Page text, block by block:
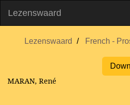
Lezenswaard
Lezenswaard French -
MARAN, René